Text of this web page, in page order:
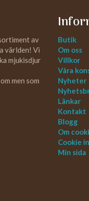
Butik
Om oss
Villkor
Våra
Nyheter
Länkar
Kontakt
Blogg
Om
Cookie
Min sida
av
världen! Vi
mjukisdjur
men som